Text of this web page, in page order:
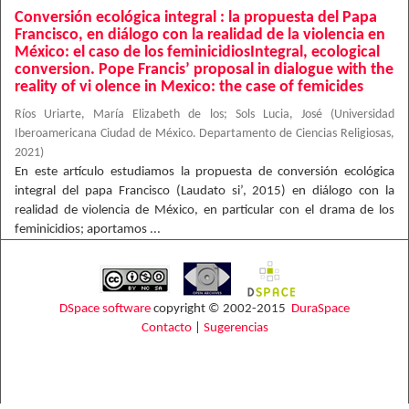
Conversión ecológica integral : la propuesta del Papa
Francisco, en diálogo con la realidad de la violencia en
México: el caso de los feminicidiosIntegral, ecological
conversion. Pope Francis’ proposal in dialogue with the
reality of vi olence in Mexico: the case of femicides
Ríos Uriarte, María Elizabeth de los; Sols Lucia, José (Universidad
Iberoamericana Ciudad de México. Departamento de Ciencias Religiosas,
2021)
En este artículo estudiamos la propuesta de conversión ecológica
integral del papa Francisco (Laudato si’, 2015) en diálogo con la
realidad de violencia de México, en particular con el drama de los
feminicidios; aportamos ...
DSpace software copyright © 2002-2015 DuraSpace
Contacto| Sugerencias